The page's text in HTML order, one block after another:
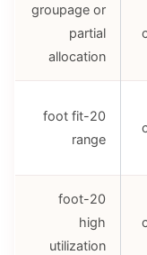
groupage or
partial
allocation
20-foot fit
range
20-foot
high
utilization